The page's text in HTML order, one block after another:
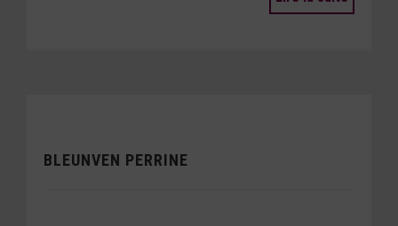
BLEUNVEN PERRINE